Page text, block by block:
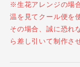
※生花アレンジの場
温を見てクール便を
その場合、誠に恐れ
ら差し引いて制作さ